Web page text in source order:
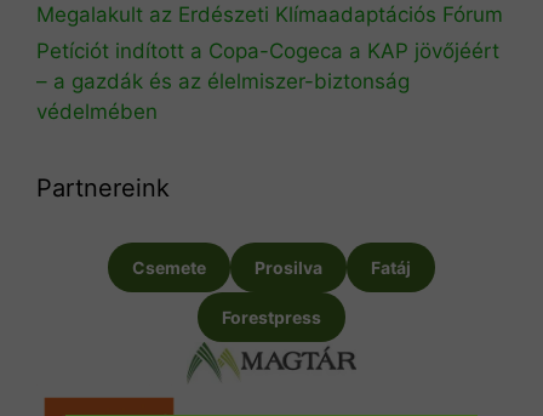
Megalakult az Erdészeti Klímaadaptációs Fórum
Petíciót indított a Copa-Cogeca a KAP jövőjéért
– a gazdák és az élelmiszer-biztonság
védelmében
Partnereink
Csemete Prosilva Fatáj
Forestpress